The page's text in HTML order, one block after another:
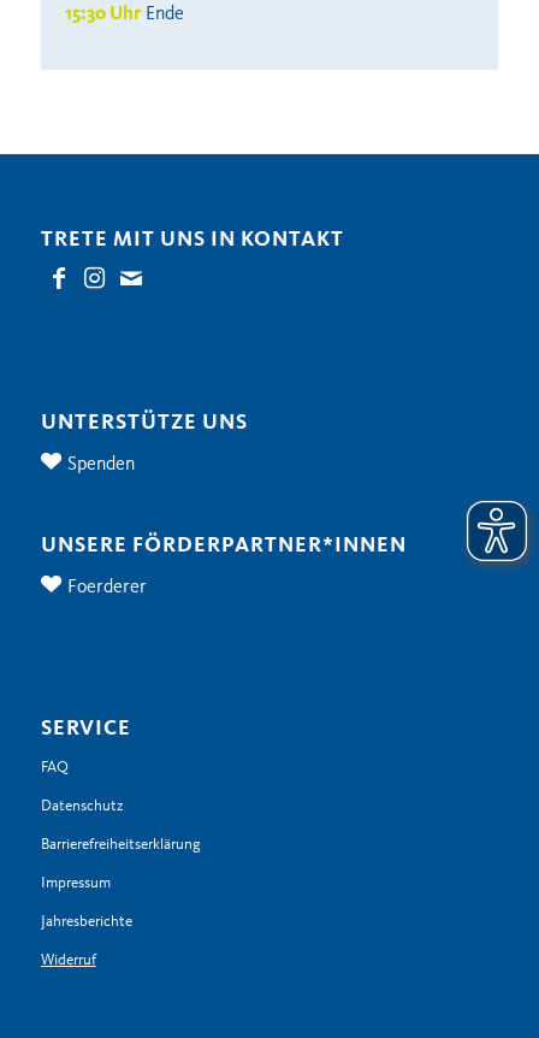
15:30 UhrEnde
TRETE MIT UNS IN KONTAKT
UNTERSTÜTZE UNS
Spenden
UNSERE FÖRDERPARTNER*INNEN
Foerderer
SERVICE
FAQ
Datenschutz
Barrierefreiheitserklärung
Impressum
Jahresberichte
Widerruf